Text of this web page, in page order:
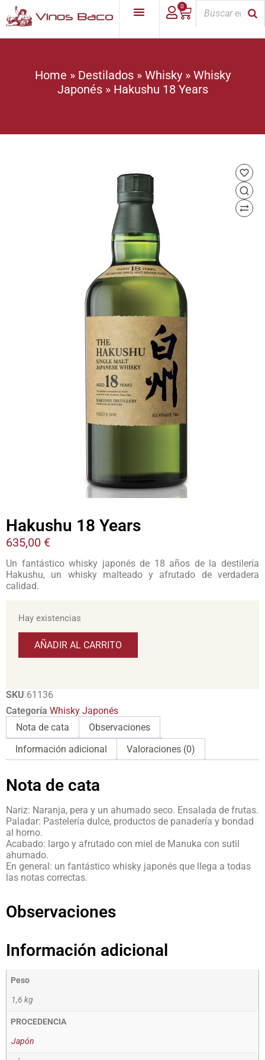
0
Home » Destilados» Whisky» Whisky
Japonés» Hakushu 18 Years
Hakushu 18 Years
635,00 €
Un fantástico whisky japonés de 18 años de la destilería
Hakushu, un whisky malteado y afrutado de verdadera
calidad.
Hay existencias
AÑADIR AL CARRITO
SKU 61136
Categoría Whisky Japonés
Nota de cata
Observaciones
Información adicional
Valoraciones (0)
Nota de cata
Nariz: Naranja, pera y un ahumado seco. Ensalada de frutas.
Paladar: Pastelería dulce, productos de panadería y bondad
al horno.
Acabado: largo y afrutado con miel de Manuka con sutil
ahumado.
En general: un fantástico whisky japonés que llega a todas
las notas correctas.
Observaciones
Información adicional
Peso
1,6 kg
PROCEDENCIA
Japón